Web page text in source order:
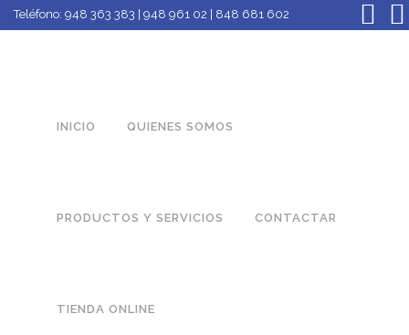
Teléfono: 948 363 383 | 948 961 02 | 848 681 602
INICIO QUIENES SOMOS
PRODUCTOS Y SERVICIOS CONTACTAR
TIENDA ONLINE